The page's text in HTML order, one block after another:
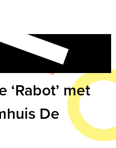
met
De